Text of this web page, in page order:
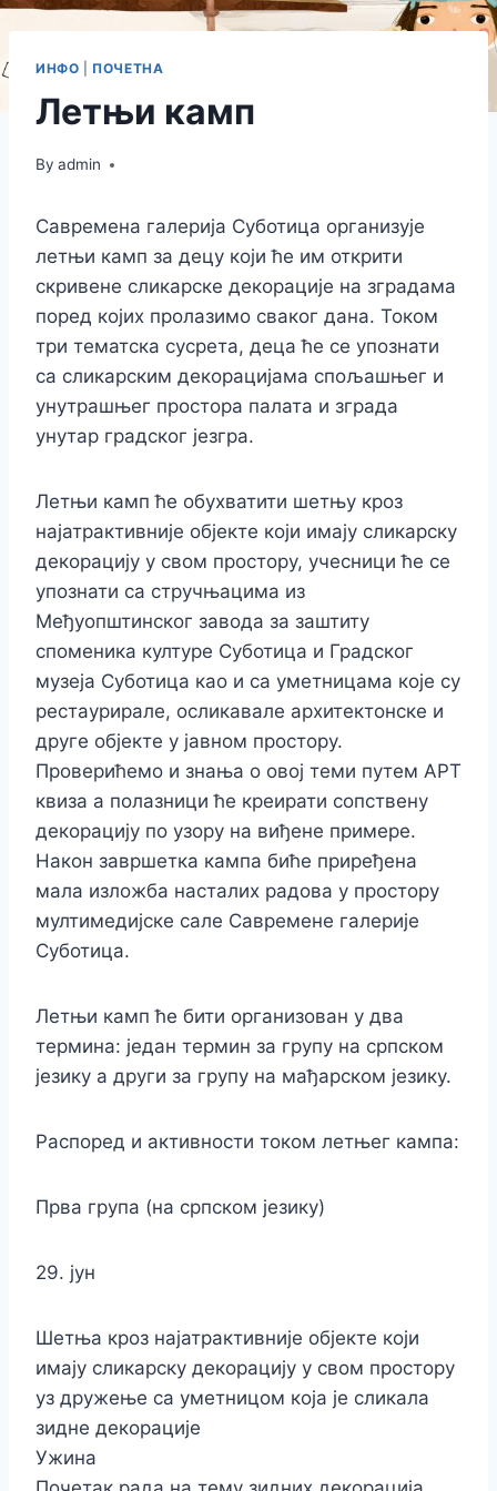
ИНФО ПОЧЕТНА
Летњи камп
By admin
Савремена галерија Суботица организује
летњи камп за децу који ће им открити
скривене сликарске декорације на зградама
поред којих пролазимо сваког дана. Током
три тематска сусрета, деца ће се упознати
са сликарским декорацијама спољашњег и
унутрашњег простора палата и зграда
унутар градског језгра.
Летњи камп ће обухватити шетњу кроз
најатрактивније објекте који имају сликарску
декорацију у свом простору, учесници ће се
упознати са стручњацима из
Међуопштинског завода за заштиту
споменика културе Суботица и Градског
музеја Суботица као и са уметницама које су
рестаурирале, осликавале архитектонске и
друге објекте у јавном простору.
Проверићемо и знања о овој теми путем АРТ
квиза а полазници ће креирати сопствену
декорацију по узору на виђене примере.
Након завршетка кампа биће приређена
мала изложба насталих радова у простору
мултимедијске сале Савремене галерије
Суботица.
Летњи камп ће бити организован у два
термина: један термин за групу на српском
језику а други за групу на мађарском језику.
Распоред и активности током летњег кампа:
Прва група (на српском језику)
29. јун
Шетња кроз најатрактивније објекте који
имају сликарску декорацију у свом простору
уз дружење са уметницом која је сликала
зидне декорације
Ужина